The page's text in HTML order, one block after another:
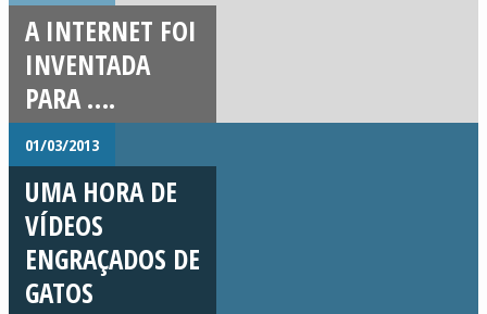
A INTERNET FOI
INVENTADA
PARA ….
01/03/2013
UMA HORA DE
VÍDEOS
ENGRAÇADOS DE
GATOS